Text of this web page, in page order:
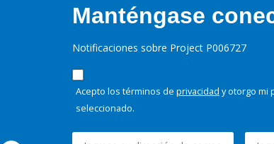
Manténgase
Notificaciones sobre Project P006727
Acepto los términos de privacidad y otorgo mi
seleccionado.